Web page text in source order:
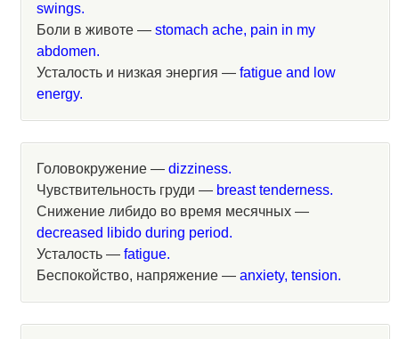
swings.
Боли в животе — stomach ache, pain in my
abdomen.
Усталость и низкая энергия — fatigue and low
energy.
Головокружение — dizziness.
Чувствительность груди — breast tenderness.
Снижение либидо во время месячных —
decreased libido during period.
Усталость — fatigue.
Беспокойство, напряжение — anxiety, tension.